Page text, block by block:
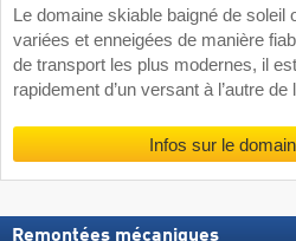
Le domaine skiable baigné de
variées et enneigées de manière
de transport les plus modernes, il
rapidement d’un versant à l’autre de
Infos sur le
Remontées mécaniques